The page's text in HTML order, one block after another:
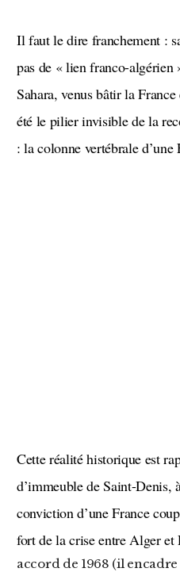
Il faut le dire franchement : sans cette immigration massive des années 60, pas de sujet, pas d’histoire,
pas de « lien franco-algérien
Sahara, venus bâtir la
été le pilier invisible de la
: la colonne vertébrale
Cette réalité historique est rappelée à chaque occasion : on le dit, on le répète, entre deux barres
d’immeuble de Saint-Denis,
conviction d’une France
fort de la crise entre Alger et
accord de 1968 (il